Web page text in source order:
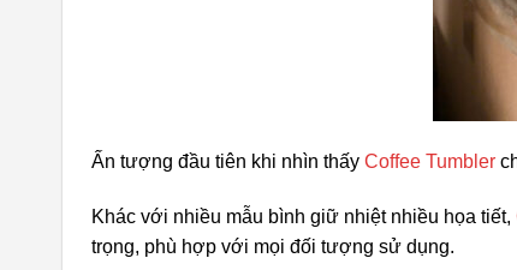
Ấn tượng đầu tiên khi nhìn thấy Coffee Tumbler
Khác với nhiều mẫu bình giữ nhiệt nhiều họa tiết,
trọng, phù hợp với mọi đối tượng sử dụng.